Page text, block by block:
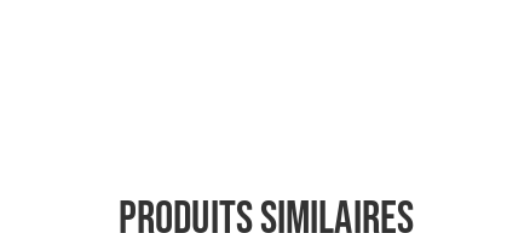
Produits similaires